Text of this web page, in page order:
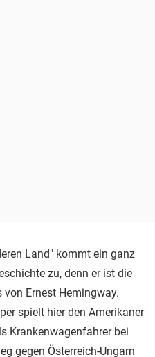
Land" kommt ein ganz
zu, denn er ist die
von Ernest Hemingway.
spielt hier den Amerikaner
Krankenwagenfahrer bei
gegen Österreich-Ungarn